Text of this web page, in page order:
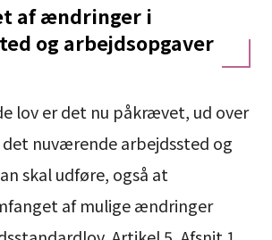
af ændringer i
og arbejdsopgaver
lov er det nu påkrævet, ud over
nuværende arbejdssted og
skal udføre, også at
af mulige ændringer